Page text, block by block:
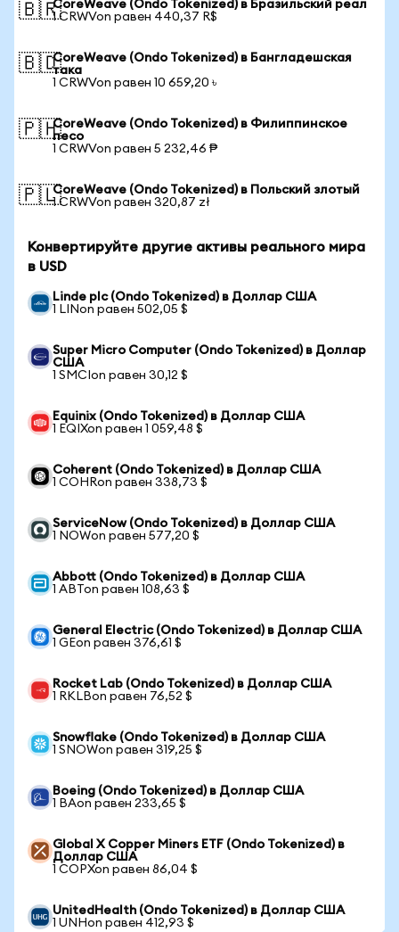
🇧🇷CoreWeave (Ondo Tokenized) в Бразильский реал
1 CRWVon равен 440,37 R$
🇧🇩CoreWeave (Ondo Tokenized) в Бангладешская
така
1 CRWVon равен 10 659,20 ৳
🇵🇭CoreWeave (Ondo Tokenized) в Филиппинское
песо
1 CRWVon равен 5 232,46 ₱
🇵🇱CoreWeave (Ondo Tokenized) в Польский злотый
1 CRWVon равен 320,87 zł
Конвертируйте другие активы реального мира
в USD
Linde plc (Ondo Tokenized) в Доллар США
1 LINon равен 502,05 $
Super Micro Computer (Ondo Tokenized) в Доллар
США
1 SMCIon равен 30,12 $
Equinix (Ondo Tokenized) в Доллар США
1 EQIXon равен 1 059,48 $
Coherent (Ondo Tokenized) в Доллар США
1 COHRon равен 338,73 $
ServiceNow (Ondo Tokenized) в Доллар США
1 NOWon равен 577,20 $
Abbott (Ondo Tokenized) в Доллар США
1 ABTon равен 108,63 $
General Electric (Ondo Tokenized) в Доллар США
1 GEon равен 376,61 $
Rocket Lab (Ondo Tokenized) в Доллар США
1 RKLBon равен 76,52 $
Snowflake (Ondo Tokenized) в Доллар США
1 SNOWon равен 319,25 $
Boeing (Ondo Tokenized) в Доллар США
1 BAon равен 233,65 $
Global X Copper Miners ETF (Ondo Tokenized) в
Доллар США
1 COPXon равен 86,04 $
UnitedHealth (Ondo Tokenized) в Доллар США
1 UNHon равен 412,93 $